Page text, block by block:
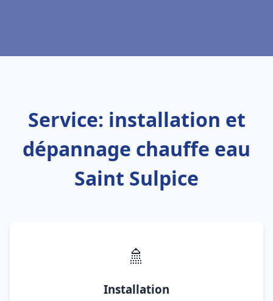
Service: installation et
dépannage chauffe eau
Saint Sulpice
🚿
Installation